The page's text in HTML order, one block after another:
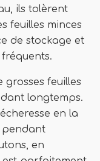
ils tolèrent
feuilles minces
de stockage et
grosses feuilles
longtemps.
en la
pendant
en